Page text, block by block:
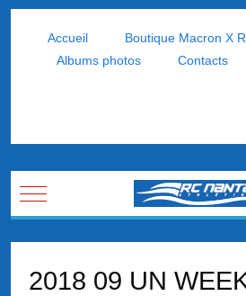
Accueil
Boutique Macron X
Albums photos
Contacts
Mobile Menu Toggle
2018 09 UN